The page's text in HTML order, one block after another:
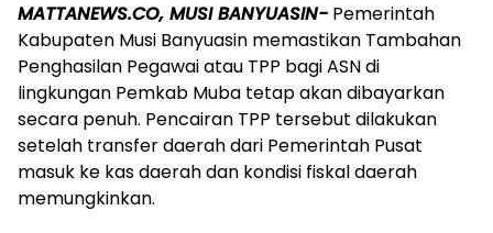
MATTANEWS.CO, MUSI BANYUASIN- Pemerintah
Kabupaten Musi Banyuasin memastikan Tambahan
Penghasilan Pegawai atau TPP bagi ASN di
lingkungan Pemkab Muba tetap akan dibayarkan
secara penuh. Pencairan TPP tersebut dilakukan
setelah transfer daerah dari Pemerintah Pusat
masuk ke kas daerah dan kondisi fiskal daerah
memungkinkan.